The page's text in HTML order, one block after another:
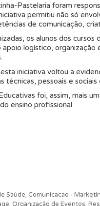
Pastelaria foram
permitiu não só
de comunicação,
os alunos dos
logístico,
iniciativa voltou a
técnicas, pessoais e
foi, assim, mais
ensino profissional.
Saúde, Comunicacao -
, Organização de Eventos,